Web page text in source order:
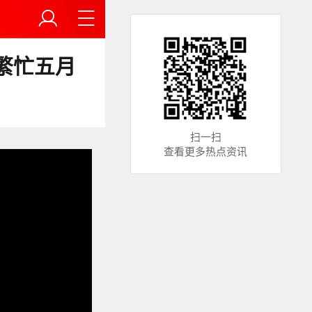
忙五月
扫一扫
查看更多热点资讯